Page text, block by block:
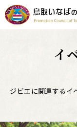
イ
ジビエに関連するイ